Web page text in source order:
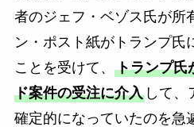
者のジェフ・ベゾス氏が所
ン・ポスト紙がトランプ氏
ことを受けて、 トランプ氏
ド案件の受注に介入して、
確定的になっていたのを急